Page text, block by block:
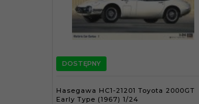
DOSTĘPNY
Hasegawa HC1-21201 Toyota 2000GT
Early Type (1967) 1/24